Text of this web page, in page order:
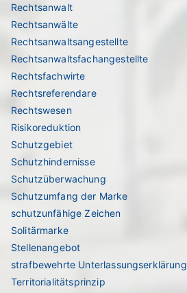
Rechtsanwalt
Rechtsanwälte
Rechtsanwaltsangestellte
Rechtsanwaltsfachangestellte
Rechtsfachwirte
Rechtsreferendare
Rechtswesen
Risikoreduktion
Schutzgebiet
Schutzhindernisse
Schutzüberwachung
Schutzumfang der Marke
schutzunfähige Zeichen
Solitärmarke
Stellenangebot
strafbewehrte Unterlassungserklärung
Territorialitätsprinzip